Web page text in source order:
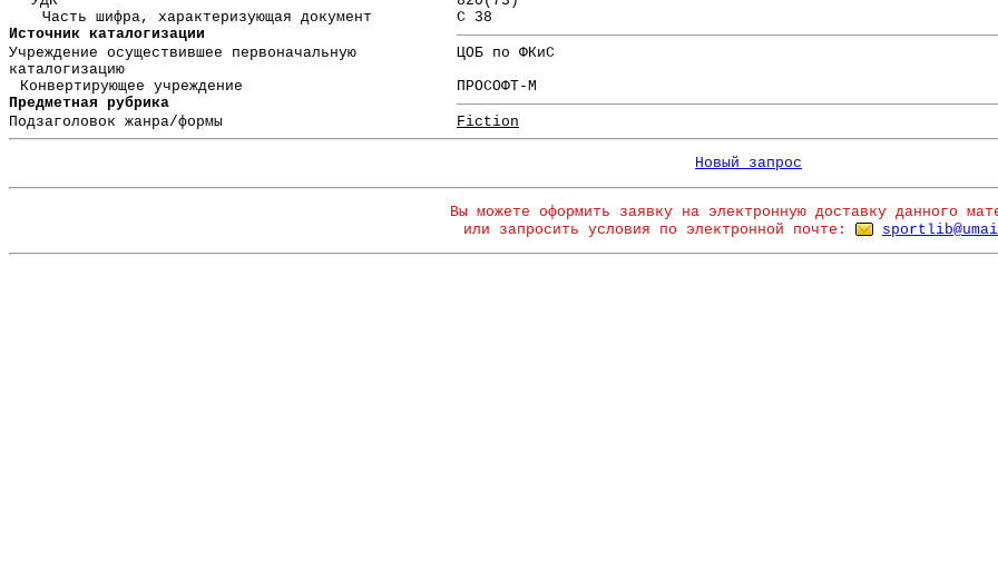
Часть шифра, характеризующая документ
С 38
Источник каталогизации
Учреждение осуществившее первоначальную
каталогизацию
ЦОБ по ФКиС
Конвертирующее учреждение
ПРОСОФТ-М
Предметная рубрика
Подзаголовок жанра/формы
Fiction
Новый запрос
Вы можете оформить заявку на электронную доставку данного
или запросить условия по электронной почте: